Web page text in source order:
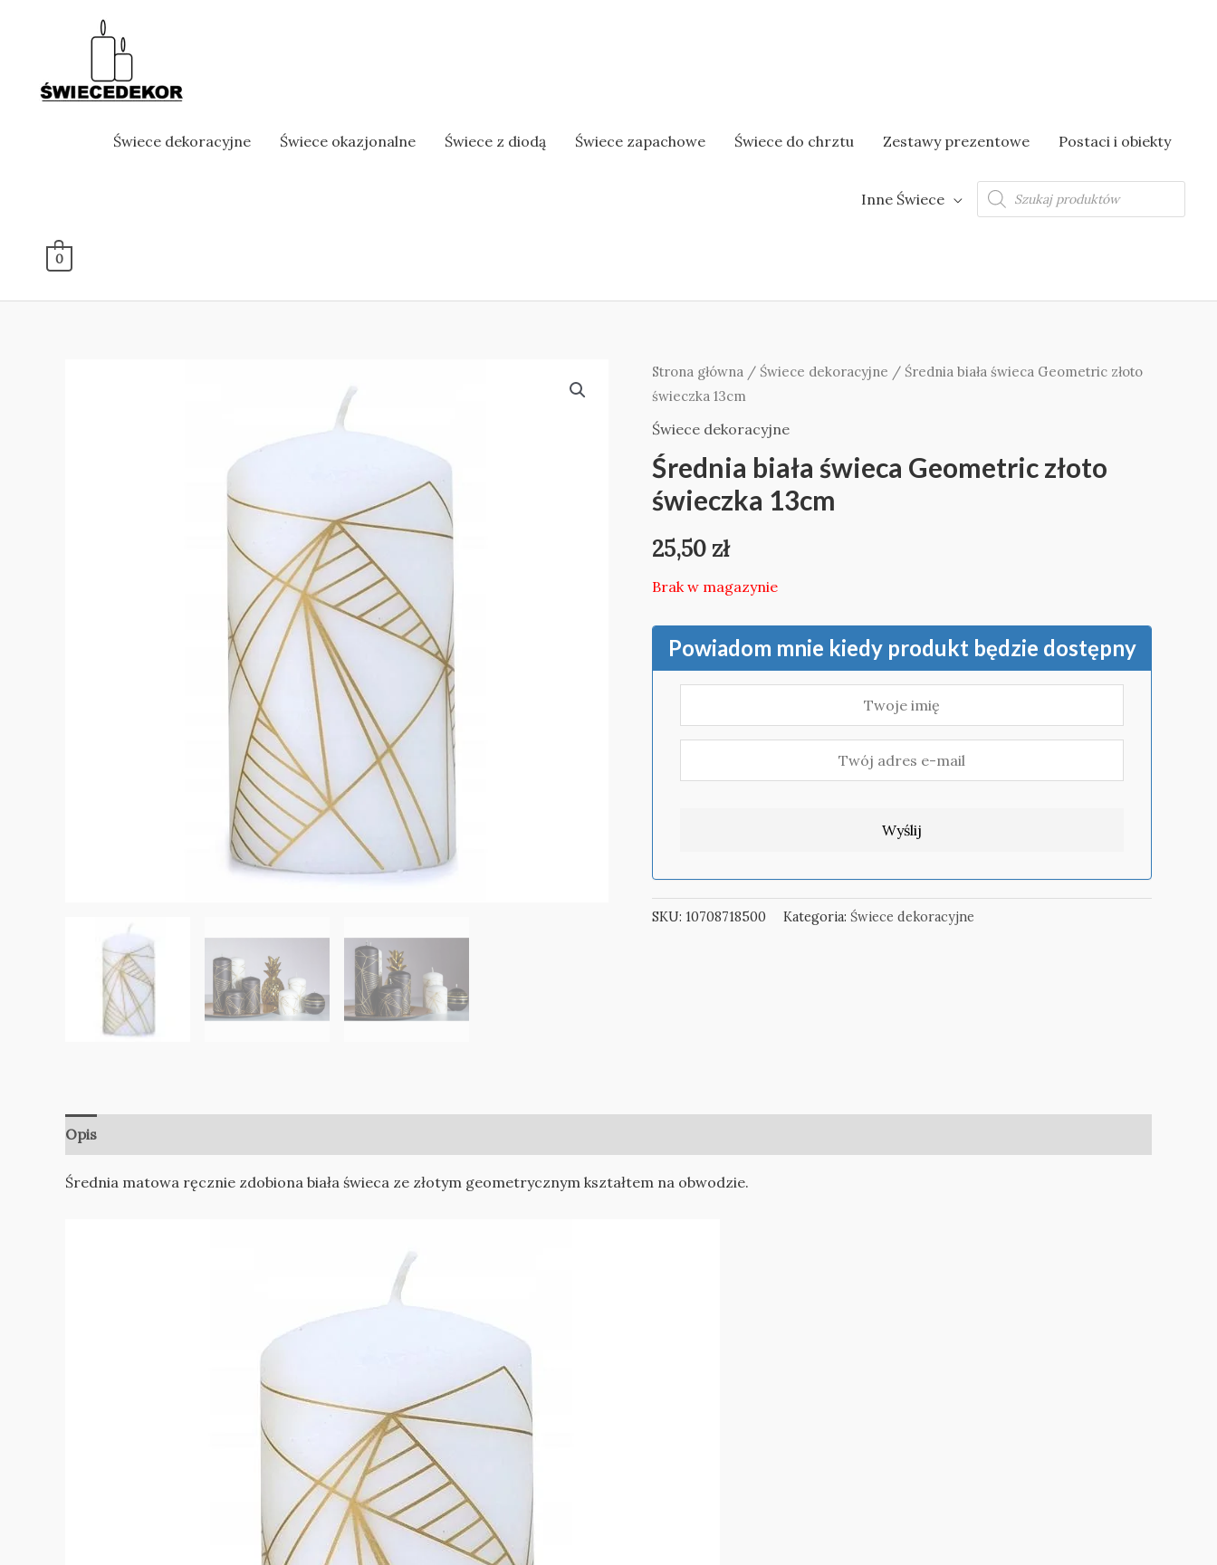
Świece dekoracyjne Świece okazjonalne Świece z diodą Świece zapachowe Świece do chrztu Zestawy prezentowe Postaci i obiekty
Inne Świece
Wyszukiwarka
produktów
0
Strona główna / Świece dekoracyjne / Średnia biała świeca Geometric złoto
świeczka 13cm
Świece dekoracyjne
Średnia biała świeca Geometric złoto
świeczka 13cm
25,50 zł
Brak w magazynie
Powiadom mnie kiedy produkt będzie dostępny
SKU: 10708718500 Kategoria: Świece dekoracyjne
Opis
Średnia matowa ręcznie zdobiona biała świeca ze złotym geometrycznym kształtem na obwodzie.